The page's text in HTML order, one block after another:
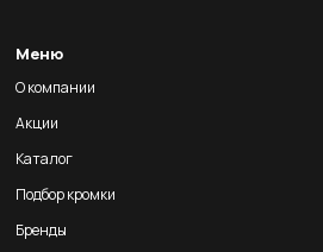
Меню
О компании
Акции
Каталог
Подбор кромки
Бренды